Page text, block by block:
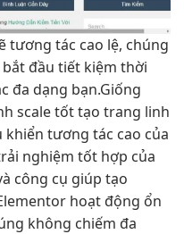
tương tác cao lệ, chúng
bắt đầu tiết kiệm thời
đa dạng bạn.Giống
scale tốttạo trang linh
khiển tương tác cao của
nghiệm tốt hợp của
công cụ giúp tạo
hoạt động ổn
không chiếm đa